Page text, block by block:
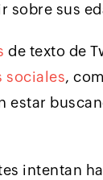
sobre sus
de texto de
sociales,
estar
intentan